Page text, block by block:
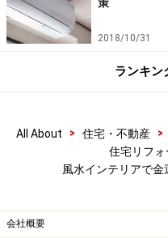
2018/10/31
ランキン
All About > 住宅・不動産 >
住宅リフ
風水インテリアで金
会社概要